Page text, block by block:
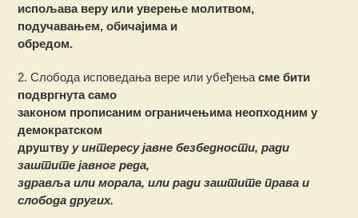
испољава веру или уверење молитвом,
подучавањем, обичајима и
обредом.
2. Слобода исповедања вере или убеђењасме бити
подвргнута само
законом прописаним ограничењима неопходним у
демократском
друштву у интересу јавне безбедности, ради
заштите јавног реда,
здравља или морала, или ради заштите права и
слобода других.